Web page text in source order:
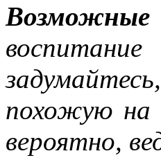
Возможные
похожую на
вероятно,